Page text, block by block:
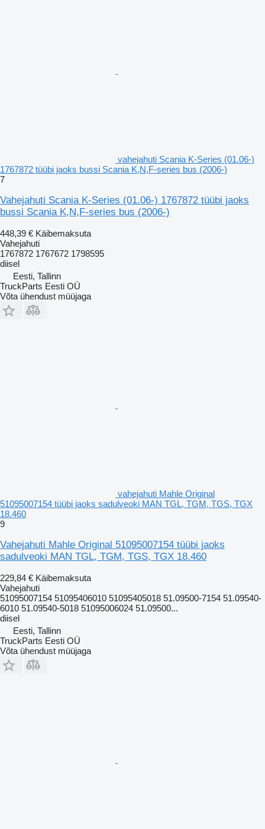
vahejahuti Scania K-Series (01.06-)
1767872 tüübi jaoks bussi Scania K,N,F-series bus (2006-)
7
Vahejahuti Scania K-Series (01.06-) 1767872 tüübi jaoks
bussi Scania K,N,F-series bus (2006-)
448,39 € Käibemaksuta
Vahejahuti
1767872 1767672 1798595
diisel
Eesti, Tallinn
TruckParts Eesti OÜ
Võta ühendust müüjaga
vahejahuti Mahle Original
51095007154 tüübi jaoks sadulveoki MAN TGL, TGM, TGS, TGX
18.460
9
Vahejahuti Mahle Original 51095007154 tüübi jaoks
sadulveoki MAN TGL, TGM, TGS, TGX 18.460
229,84 € Käibemaksuta
Vahejahuti
51095007154 51095406010 51095405018 51.09500-7154 51.09540-
6010 51.09540-5018 51095006024 51.09500...
diisel
Eesti, Tallinn
TruckParts Eesti OÜ
Võta ühendust müüjaga